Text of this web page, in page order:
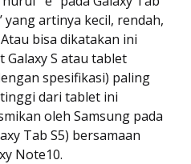
yang artinya kecil, rendah,
bisa dikatakan ini
S atau tablet
spesifikasi) paling
dari tablet ini
oleh Samsung pada
Tab S5) bersamaan
Note10.